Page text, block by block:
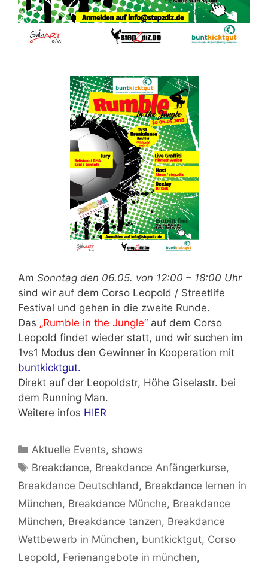
Am Sonntag den 06.05. von 12:00 – 18:00 Uhr
sind wir auf dem Corso Leopold / Streetlife
Festival und gehen in die zweite Runde.
Das „Rumble in the Jungle“ auf dem Corso
Leopold findet wieder statt, und wir suchen im
1vs1 Modus den Gewinner in Kooperation mit
buntkicktgut.
Direkt auf der Leopoldstr, Höhe Giselastr. bei
dem Running Man.
Weitere infos HIER
Kategorien
Aktuelle Events, shows
Schlagwörter
Breakdance, Breakdance Anfängerkurse,
Breakdance Deutschland, Breakdance lernen in
München, Breakdance Münche, Breakdance
München, Breakdance tanzen, Breakdance
Wettbewerb in München, buntkicktgut, Corso
Leopold, Ferienangebote in münchen,